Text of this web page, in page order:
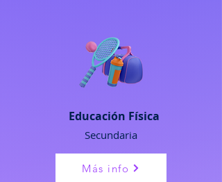
Educación Física
Secundaria
Más info